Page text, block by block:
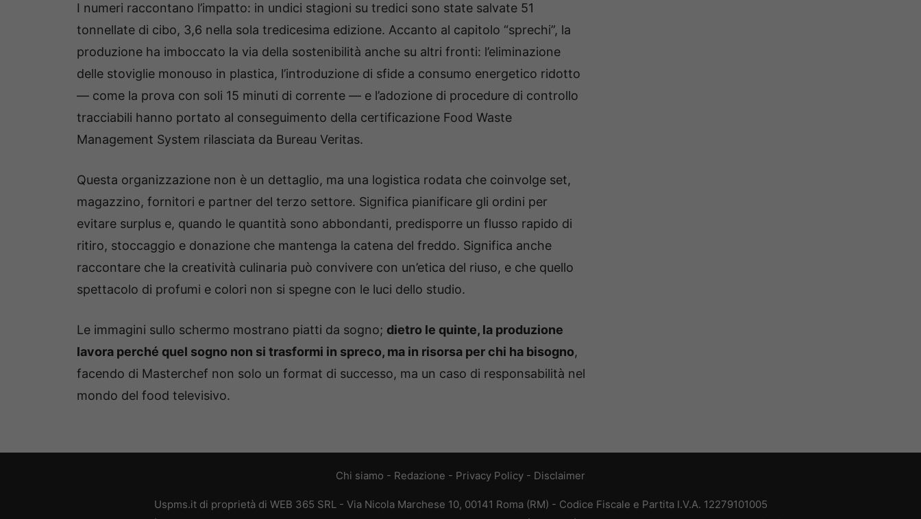
I numeri raccontano l’impatto: in undici stagioni su tredici sono state salvate 51
tonnellate di cibo, 3,6 nella sola tredicesima edizione. Accanto al capitolo “sprechi”, la
produzione ha imboccato la via della sostenibilità anche su altri fronti: l’eliminazione
delle stoviglie monouso in plastica, l’introduzione di sfide a consumo energetico ridotto
— come la prova con soli 15 minuti di corrente — e l’adozione di procedure di controllo
tracciabili hanno portato al conseguimento della certificazione Food Waste
Management System rilasciata da Bureau Veritas.
Questa organizzazione non è un dettaglio, ma una logistica rodata che coinvolge set,
magazzino, fornitori e partner del terzo settore. Significa pianificare gli ordini per
evitare surplus e, quando le quantità sono abbondanti, predisporre un flusso rapido di
ritiro, stoccaggio e donazione che mantenga la catena del freddo. Significa anche
raccontare che la creatività culinaria può convivere con un’etica del riuso, e che quello
spettacolo di profumi e colori non si spegne con le luci dello studio.
Le immagini sullo schermo mostrano piatti da sogno; dietro le quinte, la produzione
lavora perché quel sogno non si trasformi in spreco, ma in risorsa per chi ha bisogno,
facendo di Masterchef non solo un format di successo, ma un caso di responsabilità nel
mondo del food televisivo.
Chi siamo - Redazione - Privacy Policy - Disclaimer
Uspms.it di proprietà di WEB 365 SRL - Via Nicola Marchese 10, 00141 Roma (RM) - Codice Fiscale e Partita I.V.A. 12279101005